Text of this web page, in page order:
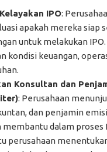
IPO:
apakah mereka siap
untuk melakukan
kondisi keuangan,
Konsultan dan
: Perusahaan
dan penjamin
membantu dalam proses
perusahaan